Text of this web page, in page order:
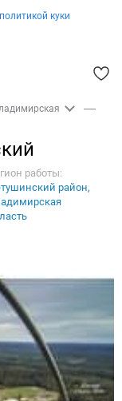
куки
работы:
район,